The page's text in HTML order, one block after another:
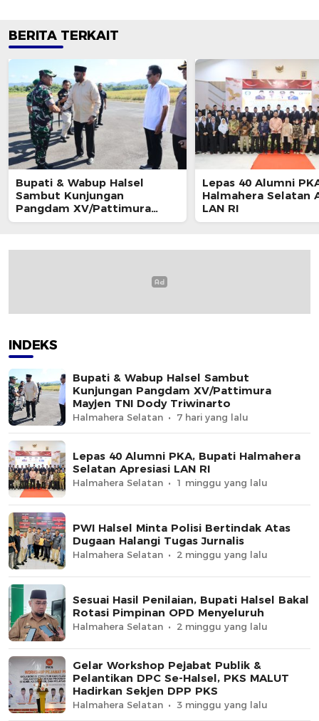
BERITA TERKAIT
Bupati & Wabup Halsel
Sambut Kunjungan
Pangdam XV/Pattimura
Mayjen TNI Dody Triwinarto
Lepas 40 Alumni
Halmahera Selatan
LAN RI
INDEKS
Bupati & Wabup Halsel Sambut
Kunjungan Pangdam XV/Pattimura
Mayjen TNI Dody Triwinarto
Halmahera Selatan 7 hari yang lalu
Lepas 40 Alumni PKA, Bupati Halmahera
Selatan Apresiasi LAN RI
Halmahera Selatan 1 minggu yang lalu
PWI Halsel Minta Polisi Bertindak Atas
Dugaan Halangi Tugas Jurnalis
Halmahera Selatan 2 minggu yang lalu
Sesuai Hasil Penilaian, Bupati Halsel Bakal
Rotasi Pimpinan OPD Menyeluruh
Halmahera Selatan 2 minggu yang lalu
Gelar Workshop Pejabat Publik &
Pelantikan DPC Se-Halsel, PKS MALUT
Hadirkan Sekjen DPP PKS
Halmahera Selatan 3 minggu yang lalu